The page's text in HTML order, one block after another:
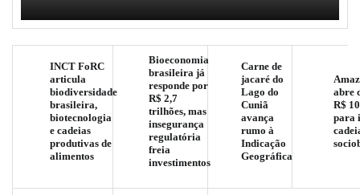
INCT FoRC
articula
biodiversidade
brasileira,
biotecnologia
e cadeias
produtivas de
alimentos
Bioeconomia
brasileira já
responde por
R$ 2,7
trilhões, mas
insegurança
regulatória
freia
investimentos
Carne de
jacaré do
Lago do
Cuniã
avança
rumo à
Indicação
Geográfica
abre
R$
para